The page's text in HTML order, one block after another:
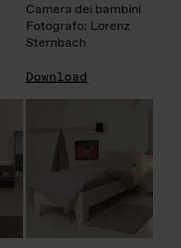
Camera dei bambini
Fotografo: Lorenz
Sternbach
Download